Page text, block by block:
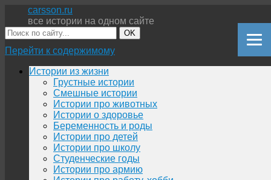
carsson.ru
все истории на одном сайте
OK
Перейти к содержимому
Истории из жизни
Грустные истории
Смешные истории
Истории про животных
Истории о здоровье
Беременность и роды
Истории про детей
Истории про школу
Студенческие годы
Истории про армию